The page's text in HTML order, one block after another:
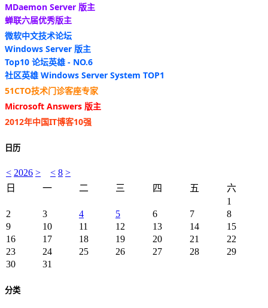
MDaemon Server 版主
蝉联六届优秀版主
微软中文技术论坛
Windows Server 版主
Top10 论坛英雄 - NO.6
社区英雄 Windows Server System TOP1
51CTO技术门诊客座专家
Microsoft Answers 版主
2012年中国IT博客10强
日历
< 2026 > < 8 >
日
一 二 三 四 五
六
1
2
3 4 5 6 7
8
9
10 11 12 13 14
15
16
17 18 19 20 21
22
23
24 25 26 27 28
29
30
31
分类